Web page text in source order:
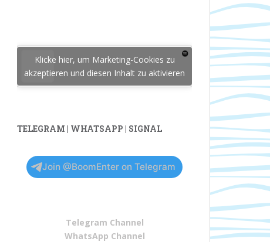
Klicke hier, um Marketing-Cookies zu
akzeptieren und diesen Inhalt zu aktivieren
TELEGRAM | WHATSAPP | SIGNAL
Join @BoomEnter on Telegram
Telegram Channel
WhatsApp Channel